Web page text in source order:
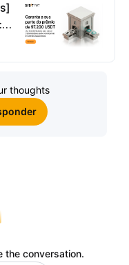
thoughts
the conversation.